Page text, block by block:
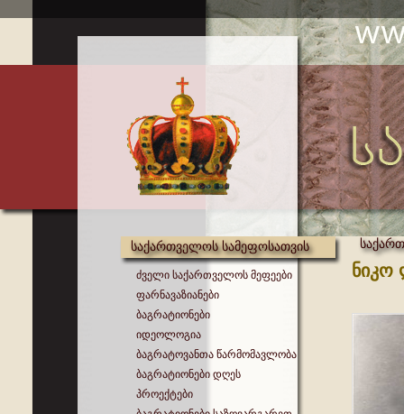
საქართველოს სამეფოსათვის
ძველი საქართველოს მეფეები
ფარნავაზიანები
ბაგრატიონები
იდეოლოგია
ბაგრატოვანთა წარმომავლობა
ბაგრატიონები დღეს
პროექტები
ნიკო